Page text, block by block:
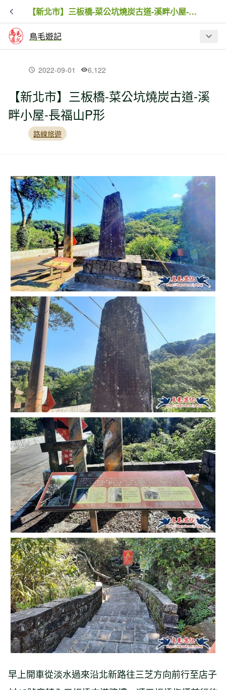
【新北市】三板橋-菜公坑燒炭古道-溪畔小屋-長福山P形
鳥毛遊記
最新文章
【新北市】金字碑古道牡丹山至黃金博
物館
【新北市】跤頭趺崙步道-楓樹湖古道-水
管路-十八彎古道縱走
2022-09-01 6,122
【新北市】三板橋-菜公坑燒炭古道-溪
畔小屋-長福山P形
路線旅遊
早上開車從淡水過來沿北新路往三芝方向前行至店子